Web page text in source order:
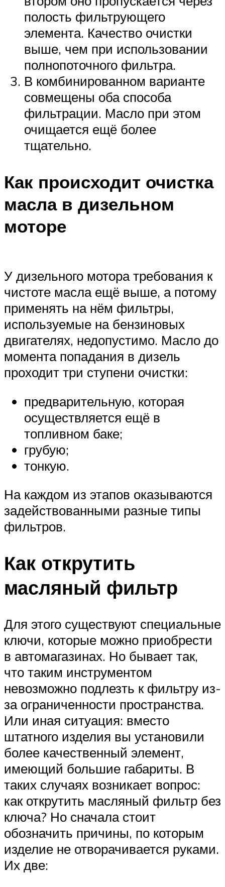
полость фильтрующего
элемента. Качество очистки
выше, чем при использовании
полнопоточного фильтра.
В комбинированном варианте
совмещены оба способа
фильтрации. Масло при этом
очищается ещё более
тщательно.
Как происходит очистка
масла в дизельном
моторе
У дизельного мотора требования к
чистоте масла ещё выше, а потому
применять на нём фильтры,
используемые на бензиновых
двигателях, недопустимо. Масло до
момента попадания в дизель
проходит три ступени очистки:
предварительную, которая
осуществляется ещё в
топливном баке;
грубую;
тонкую.
На каждом из этапов оказываются
задействованными разные типы
фильтров.
Как открутить
масляный фильтр
Для этого существуют специальные
ключи, которые можно приобрести
в автомагазинах. Но бывает так,
что таким инструментом
невозможно подлезть к фильтру из-
за ограниченности пространства.
Или иная ситуация: вместо
штатного изделия вы установили
более качественный элемент,
имеющий большие габариты. В
таких случаях возникает вопрос:
как открутить масляный фильтр без
ключа? Но сначала стоит
обозначить причины, по которым
изделие не отворачивается руками.
Их две: